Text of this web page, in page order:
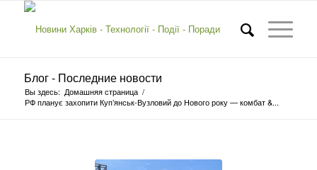
Блог - Последние новости
Вы здесь: Домашняя страница /
РФ планує захопити Куп’янськ-Вузловий до Нового року — комбат &...